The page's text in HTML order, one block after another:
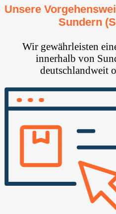
Unsere
Sundern
Wir gewährleisten
innerhalb von
deutschlandweit